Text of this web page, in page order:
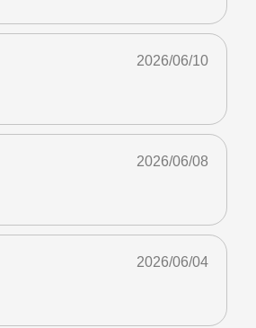
2026/06/10
2026/06/08
2026/06/04